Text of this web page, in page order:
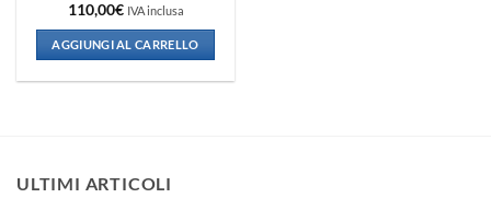
110,00€ IVA inclusa
AGGIUNGI AL CARRELLO
ULTIMI ARTICOLI